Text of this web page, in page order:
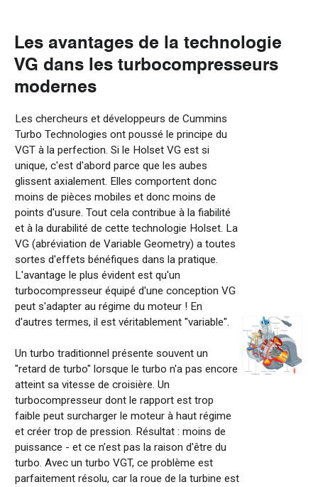
Les avantages de la technologie
VG dans les turbocompresseurs
modernes
Les chercheurs et développeurs de Cummins
Turbo Technologies ont poussé le principe du
VGT à la perfection. Si le Holset VG est si
unique, c'est d'abord parce que les aubes
glissent axialement. Elles comportent donc
moins de pièces mobiles et donc moins de
points d'usure. Tout cela contribue à la fiabilité
et à la durabilité de cette technologie Holset. La
VG (abréviation de Variable Geometry) a toutes
sortes d'effets bénéfiques dans la pratique.
L'avantage le plus évident est qu'un
turbocompresseur équipé d'une conception VG
peut s'adapter au régime du moteur ! En
d'autres termes, il est véritablement "variable".
Un turbo traditionnel présente souvent un
"retard de turbo" lorsque le turbo n'a pas encore
atteint sa vitesse de croisière. Un
turbocompresseur dont le rapport est trop
faible peut surcharger le moteur à haut régime
et créer trop de pression. Résultat : moins de
puissance - et ce n'est pas la raison d'être du
turbo. Avec un turbo VGT, ce problème est
parfaitement résolu, car la roue de la turbine est